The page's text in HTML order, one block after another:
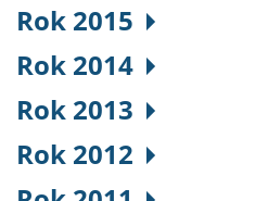
Rok 2015
Rok 2014
Rok 2013
Rok 2012